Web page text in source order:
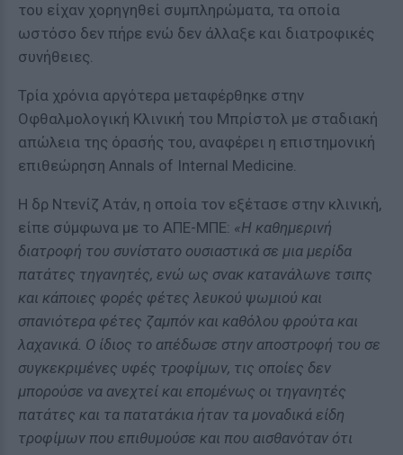
του είχαν χορηγηθεί συμπληρώματα, τα οποία
ωστόσο δεν πήρε ενώ δεν άλλαξε και διατροφικές
συνήθειες.
Τρία χρόνια αργότερα μεταφέρθηκε στην
Οφθαλμολογική Κλινική του Μπρίστολ με σταδιακή
απώλεια της όρασής του, αναφέρει η επιστημονική
επιθεώρηση Annals of Internal Medicine.
Η δρ Ντενίζ Ατάν, η οποία τον εξέτασε στην κλινική,
είπε σύμφωνα με το ΑΠΕ-ΜΠΕ: «Η καθημερινή
διατροφή του συνίστατο ουσιαστικά σε μια μερίδα
πατάτες τηγανητές, ενώ ως σνακ κατανάλωνε τσιπς
και κάποιες φορές φέτες λευκού ψωμιού και
σπανιότερα φέτες ζαμπόν και καθόλου φρούτα και
λαχανικά. Ο ίδιος το απέδωσε στην αποστροφή του σε
συγκεκριμένες υφές τροφίμων, τις οποίες δεν
μπορούσε να ανεχτεί και επομένως οι τηγανητές
πατάτες και τα πατατάκια ήταν τα μοναδικά είδη
τροφίμων που επιθυμούσε και που αισθανόταν ότι